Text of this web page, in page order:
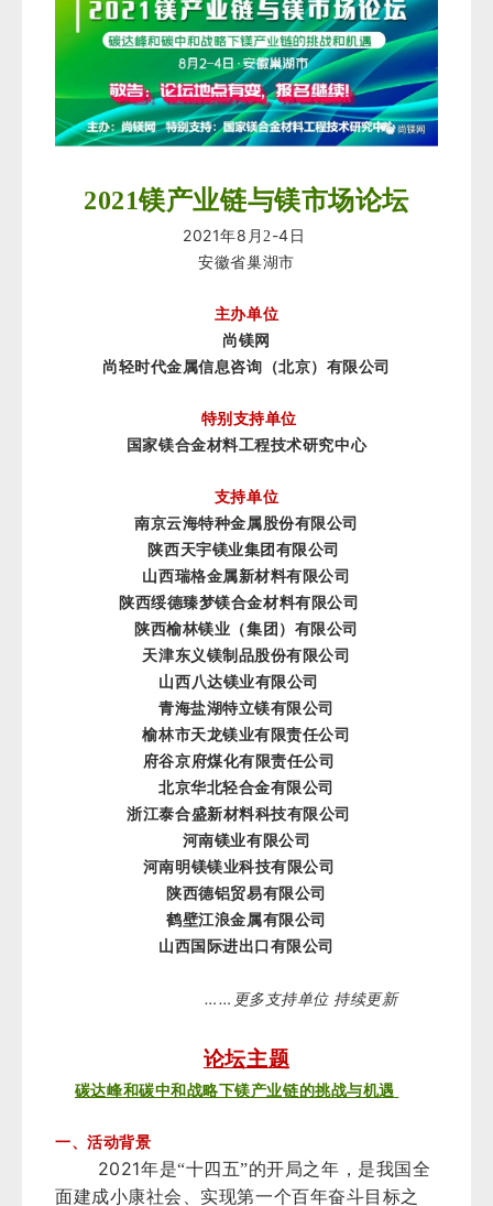
2021镁产业链与镁市场论坛
2021年8 月2 -4 日
安徽省巢湖市
主办单位
尚镁网
尚轻时代金属信息咨询（北京）有限公司
特别支持单位
国家镁合金材料工程技术研究中心
支持单位
南京云海特种金属股份有限公司
陕西天宇镁业集团有限公司
山西瑞格金属新材料有限公司
陕西绥德臻梦镁合金材料有限公司
陕西榆林镁业（集团）有限公司
天津东义镁制品股份有限公司
山西八达镁业有限公司
青海盐湖特立镁有限公司
榆林市天龙镁业有限责任公司
府谷京府煤化有限责任公司
北京华北轻合金有限公司
浙江泰合盛新材料科技有限公司
河南镁业有限公司
河南明镁镁业科技有限公司
陕西德铝贸易有限公司
鹤壁江浪金属有限公司
山西国际进出口有限公司
…… 更多支持单位 持续更新
论坛主题
碳达峰和碳中和战略下镁产业链的挑战与机遇
一、活动背景
2021年是“十四五”的开局之年，是我国全
面建成小康社会、实现第一个百年奋斗目标之